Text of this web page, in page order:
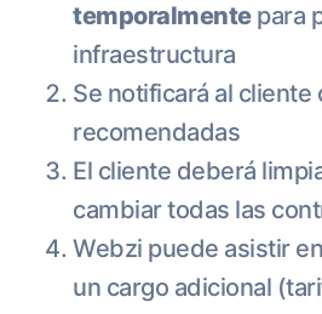
temporalmentepara
infraestructura
Se notificará al cliente
recomendadas
El cliente deberá
cambiar todas las
Webzi puede asistir
un cargo adicional